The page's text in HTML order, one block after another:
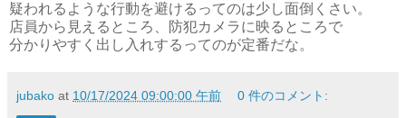
疑われるような行動を避けるってのは少し面倒くさい。
店員から見えるところ、防犯カメラに映るところで
分かりやすく出し入れするってのが定番だな。
jubako at 10/17/2024 09:00:00 午前 0 件のコメント: